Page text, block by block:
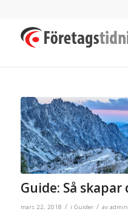
Guide: Så
mars 22, 2018 / i Guider / av admin